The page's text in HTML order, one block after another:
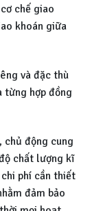
chế giao
khoán giữa
và đặc thù
hợp đồng
chủ động cung
chất lượng kĩ
phí cần thiết
đảm bảo